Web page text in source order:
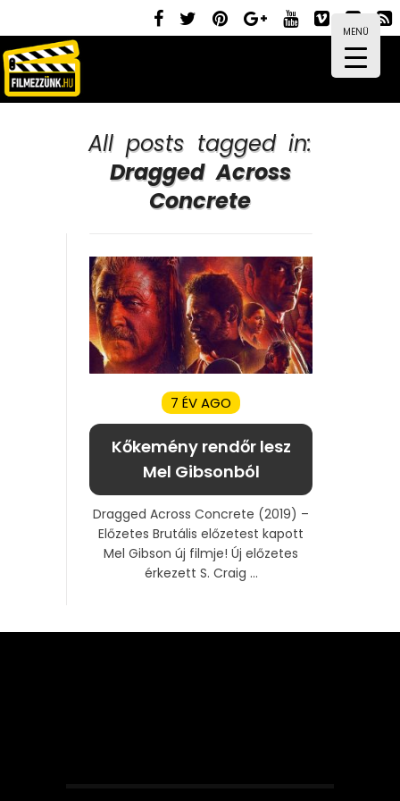
MENÜ
All posts tagged in:
Dragged Across
Concrete
7 ÉV AGO
Kőkemény rendőr lesz
Mel Gibsonból
Dragged Across Concrete (2019) –
Előzetes Brutális előzetest kapott
Mel Gibson új filmje! Új előzetes
érkezett S. Craig ...